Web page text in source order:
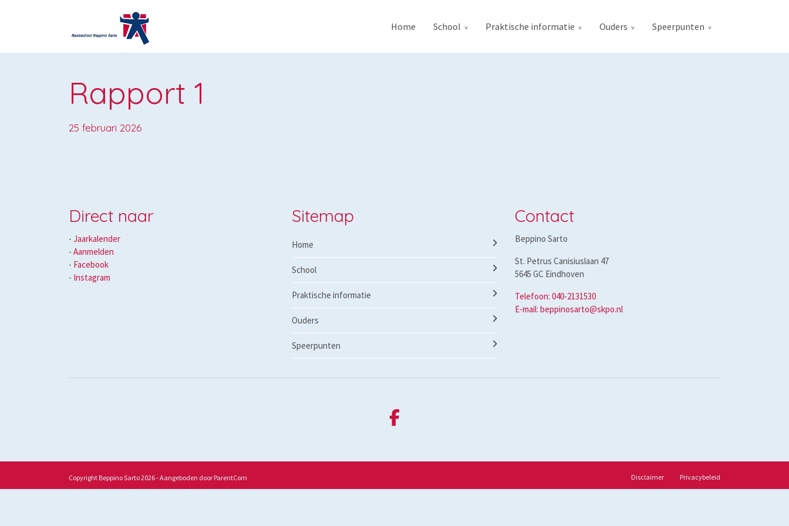
Home School Praktische informatie Ouders Speerpunten
Rapport 1
25 februari 2026
Direct naar
- Jaarkalender
- ​ Aanmelden
- Facebook
- Instagram
Sitemap
Home
School
Praktische informatie
Ouders
Speerpunten
Contact
Beppino Sarto
St. Petrus Canisiuslaan 47
5645 GC Eindhoven
Telefoon: 040-2131530
E-mail: beppinosarto@skpo.nl
Copyright Beppino Sarto 2026 - Aangeboden door ParentCom Disclaimer Privacybeleid